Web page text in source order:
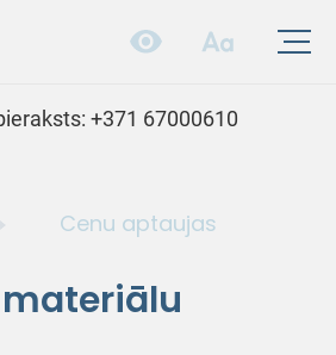
+371 67000610
Cenu aptaujas